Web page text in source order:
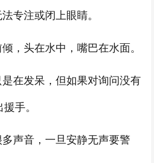
专注或闭上眼睛。
，头在水中，嘴巴在水面。
在发呆，但如果对询问没有
手。
声音，一旦安静无声要警